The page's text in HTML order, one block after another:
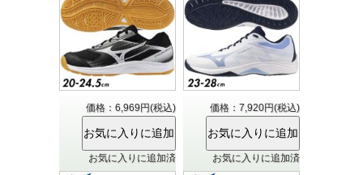
価格：6,969円(税込)
お気に入りに追加済
価格：7,920円(税込)
お気に入りに追加済